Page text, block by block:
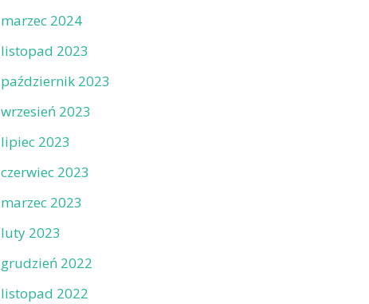
marzec 2024
listopad 2023
październik 2023
wrzesień 2023
lipiec 2023
czerwiec 2023
marzec 2023
luty 2023
grudzień 2022
listopad 2022